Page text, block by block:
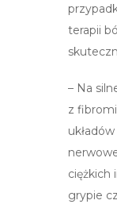
terapii
– Na
z
ciężkich
grypie